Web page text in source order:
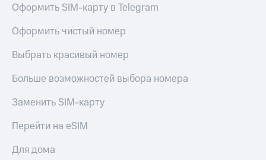
Оформить SIM-карту в Telegram
Оформить чистый номер
Выбрать красивый номер
Больше возможностей выбора номера
Заменить SIM-карту
Перейти на eSIM
Для дома